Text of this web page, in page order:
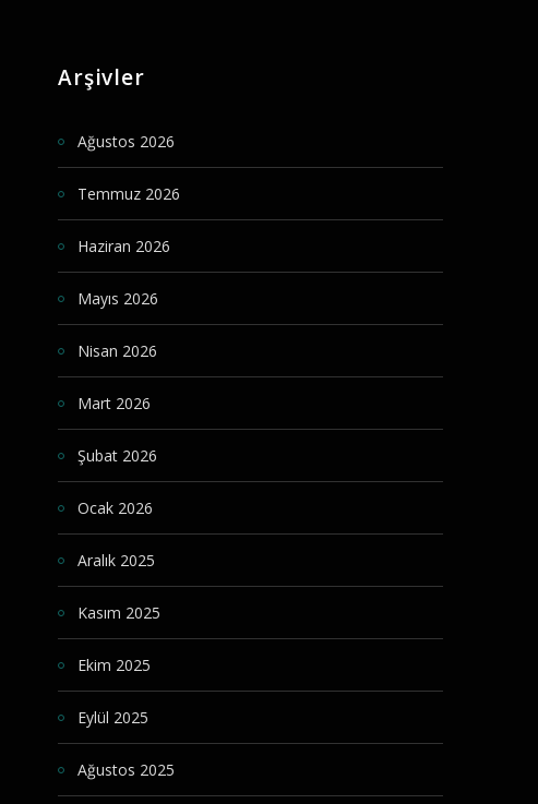
Arşivler
Ağustos 2026
Temmuz 2026
Haziran 2026
Mayıs 2026
Nisan 2026
Mart 2026
Şubat 2026
Ocak 2026
Aralık 2025
Kasım 2025
Ekim 2025
Eylül 2025
Ağustos 2025